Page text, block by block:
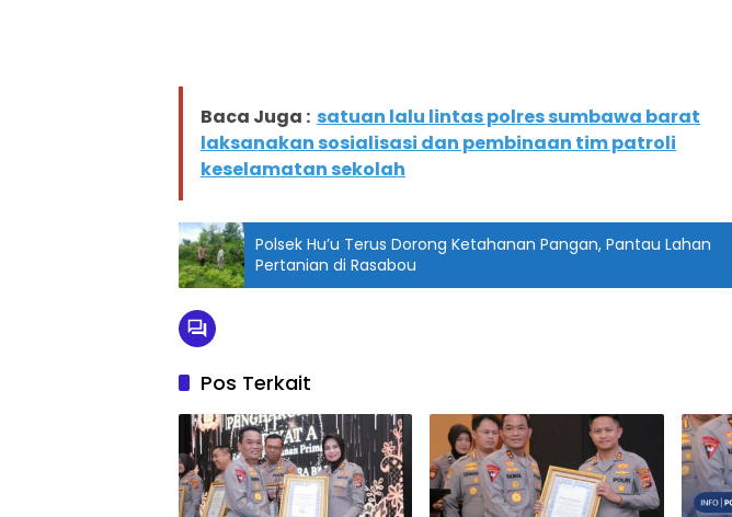
Baca Juga : satuan lalu lintas polres sumbawa barat
laksanakan sosialisasi dan pembinaan tim patroli
keselamatan sekolah
Polsek Hu’u Terus Dorong Ketahanan Pangan, Pantau Lahan
Pertanian di Rasabou
Pos Terkait